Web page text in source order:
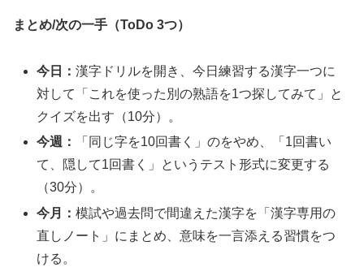
まとめ/次の一手（ToDo 3つ）
今日：漢字ドリルを開き、今日練習する漢字一つに
対して「これを使った別の熟語を1つ探してみて」と
クイズを出す（10分）。
今週：
「同じ字を10回書く」のをやめ、「1回書い
て、隠して1回書く」というテスト形式に変更する
（30分）。
今月：模試や過去問で間違えた漢字を「漢字専用の
直しノート」にまとめ、意味を一言添える習慣をつ
ける。